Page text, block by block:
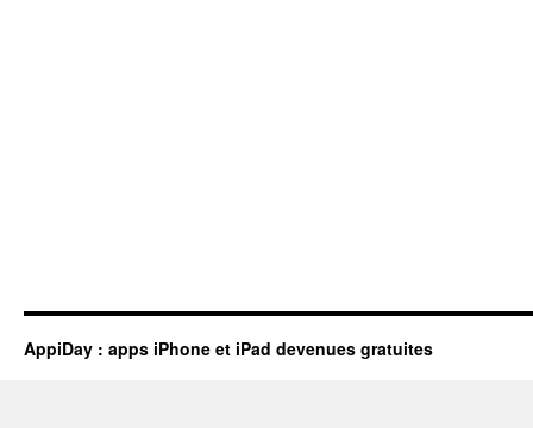
AppiDay : apps iPhone et iPad devenues gratuites